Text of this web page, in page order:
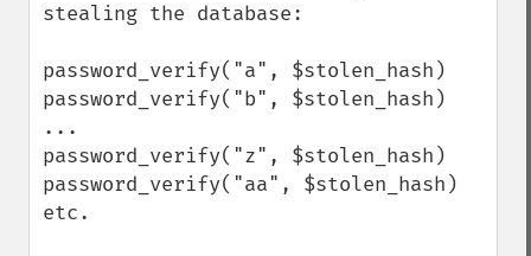
stealing the database:
password_verify("a", $stolen_hash)
password_verify("b", $stolen_hash)
...
password_verify("z", $stolen_hash)
password_verify("aa", $stolen_hash)
etc.